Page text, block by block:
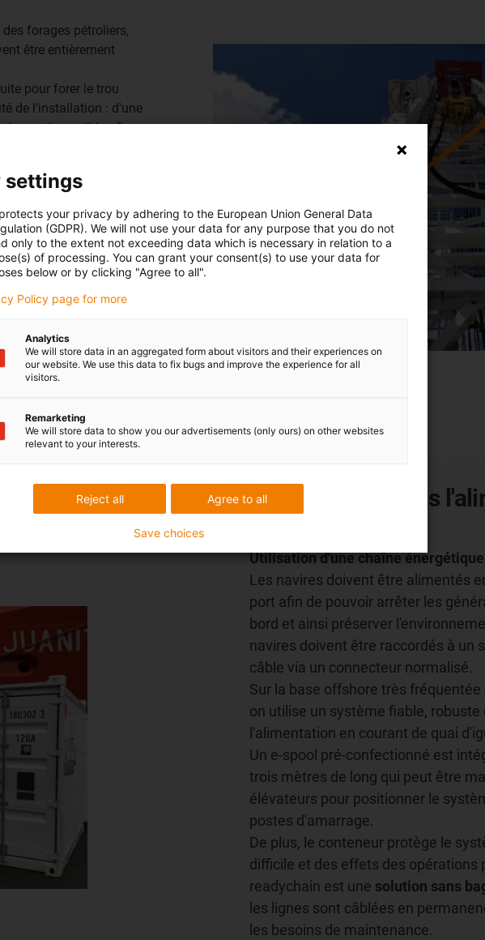
forages pétroliers,
être entièrement
pour forer le trou
de l'installation : d'une
petit possible afin
temps nécessaire pour
systèmes readychain.
dans unespace de
plus petite. Pour réduire le
le mât peut rester dans
directement les boucles
que système readychain
système e-ketten en
readychain® dans
Utilisation d'une chaîne
Les navires doivent être alimentés
port afin de pouvoir arrêter les
bord et ainsi préserver
navires doivent être raccordés à un
câble via un connecteur normalisé.
Sur la base offshore très
on utilise un système fiable,
l'alimentation en courant de quai
Un e-spool pré-confectionné est
trois mètres de long qui peut être
élévateurs pour positionner le
postes d'amarrage.
De plus, le conteneur protège le
difficile et des effets des opérations
readychain est une solution sans
les lignes sont câblées en
les besoins de maintenance.
settings
your privacy by adhering to the European Union General Data
(GDPR). We will not use your data for any purpose that you do not
only to the extent not exceeding data which is necessary in relation to a
of processing. You can grant your consent(s) to use your data for
below or by clicking "Agree to all".
Policy page for more
Analytics
We will store data in an aggregated form about visitors and their experiences on
our website. We use this data to fix bugs and improve the experience for all
visitors.
Remarketing
We will store data to show you our advertisements (only ours) on other websites
relevant to your interests.
Agree to all
Reject all
Save choices